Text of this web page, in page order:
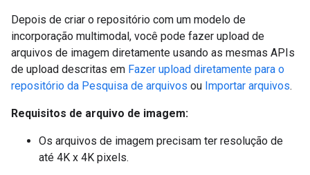
Depois de criar o repositório com um modelo de
incorporação multimodal, você pode fazer upload de
arquivos de imagem diretamente usando as mesmas APIs
de upload descritas em Fazer upload diretamente para o
repositório da Pesquisa de arquivos ou Importar arquivos.
Requisitos de arquivo de imagem:
Os arquivos de imagem precisam ter resolução de
até 4K x 4K pixels.